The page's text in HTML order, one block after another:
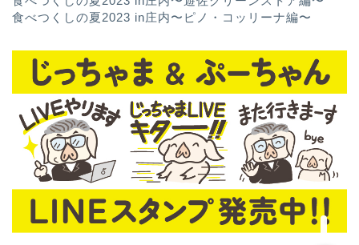
食べつくしの夏2023 in庄内〜ピノ・コッリーナ編〜
ホーム
お問い合わせ